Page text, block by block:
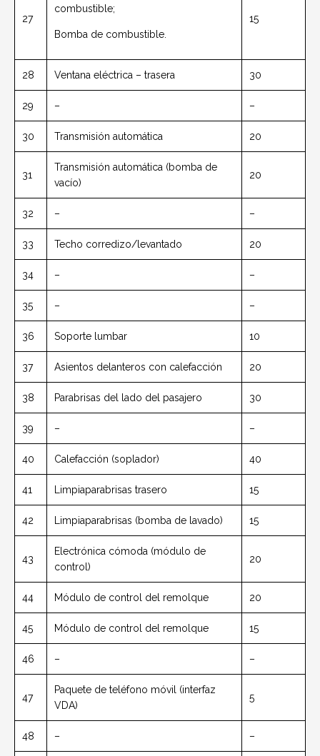
27
combustible;
Bomba de combustible.
15
28 Ventana eléctrica – trasera 30
29 – –
30 Transmisión automática 20
31
Transmisión automática (bomba de
vacío)
20
32 – –
33 Techo corredizo/levantado 20
34 – –
35 – –
36 Soporte lumbar 10
37 Asientos delanteros con calefacción 20
38 Parabrisas del lado del pasajero 30
39 – –
40 Calefacción (soplador) 40
41 Limpiaparabrisas trasero 15
42 Limpiaparabrisas (bomba de lavado) 15
43
Electrónica cómoda (módulo de
control)
20
44 Módulo de control del remolque 20
45 Módulo de control del remolque 15
46 – –
47
Paquete de teléfono móvil (interfaz
VDA)
5
48 – –